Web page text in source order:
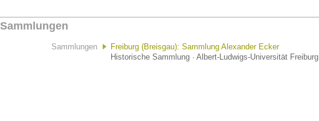
Sammlungen
Sammlungen
Freiburg (Breisgau): Sammlung Alexander Ecker
Historische Sammlung · Albert-Ludwigs-Universität Freiburg